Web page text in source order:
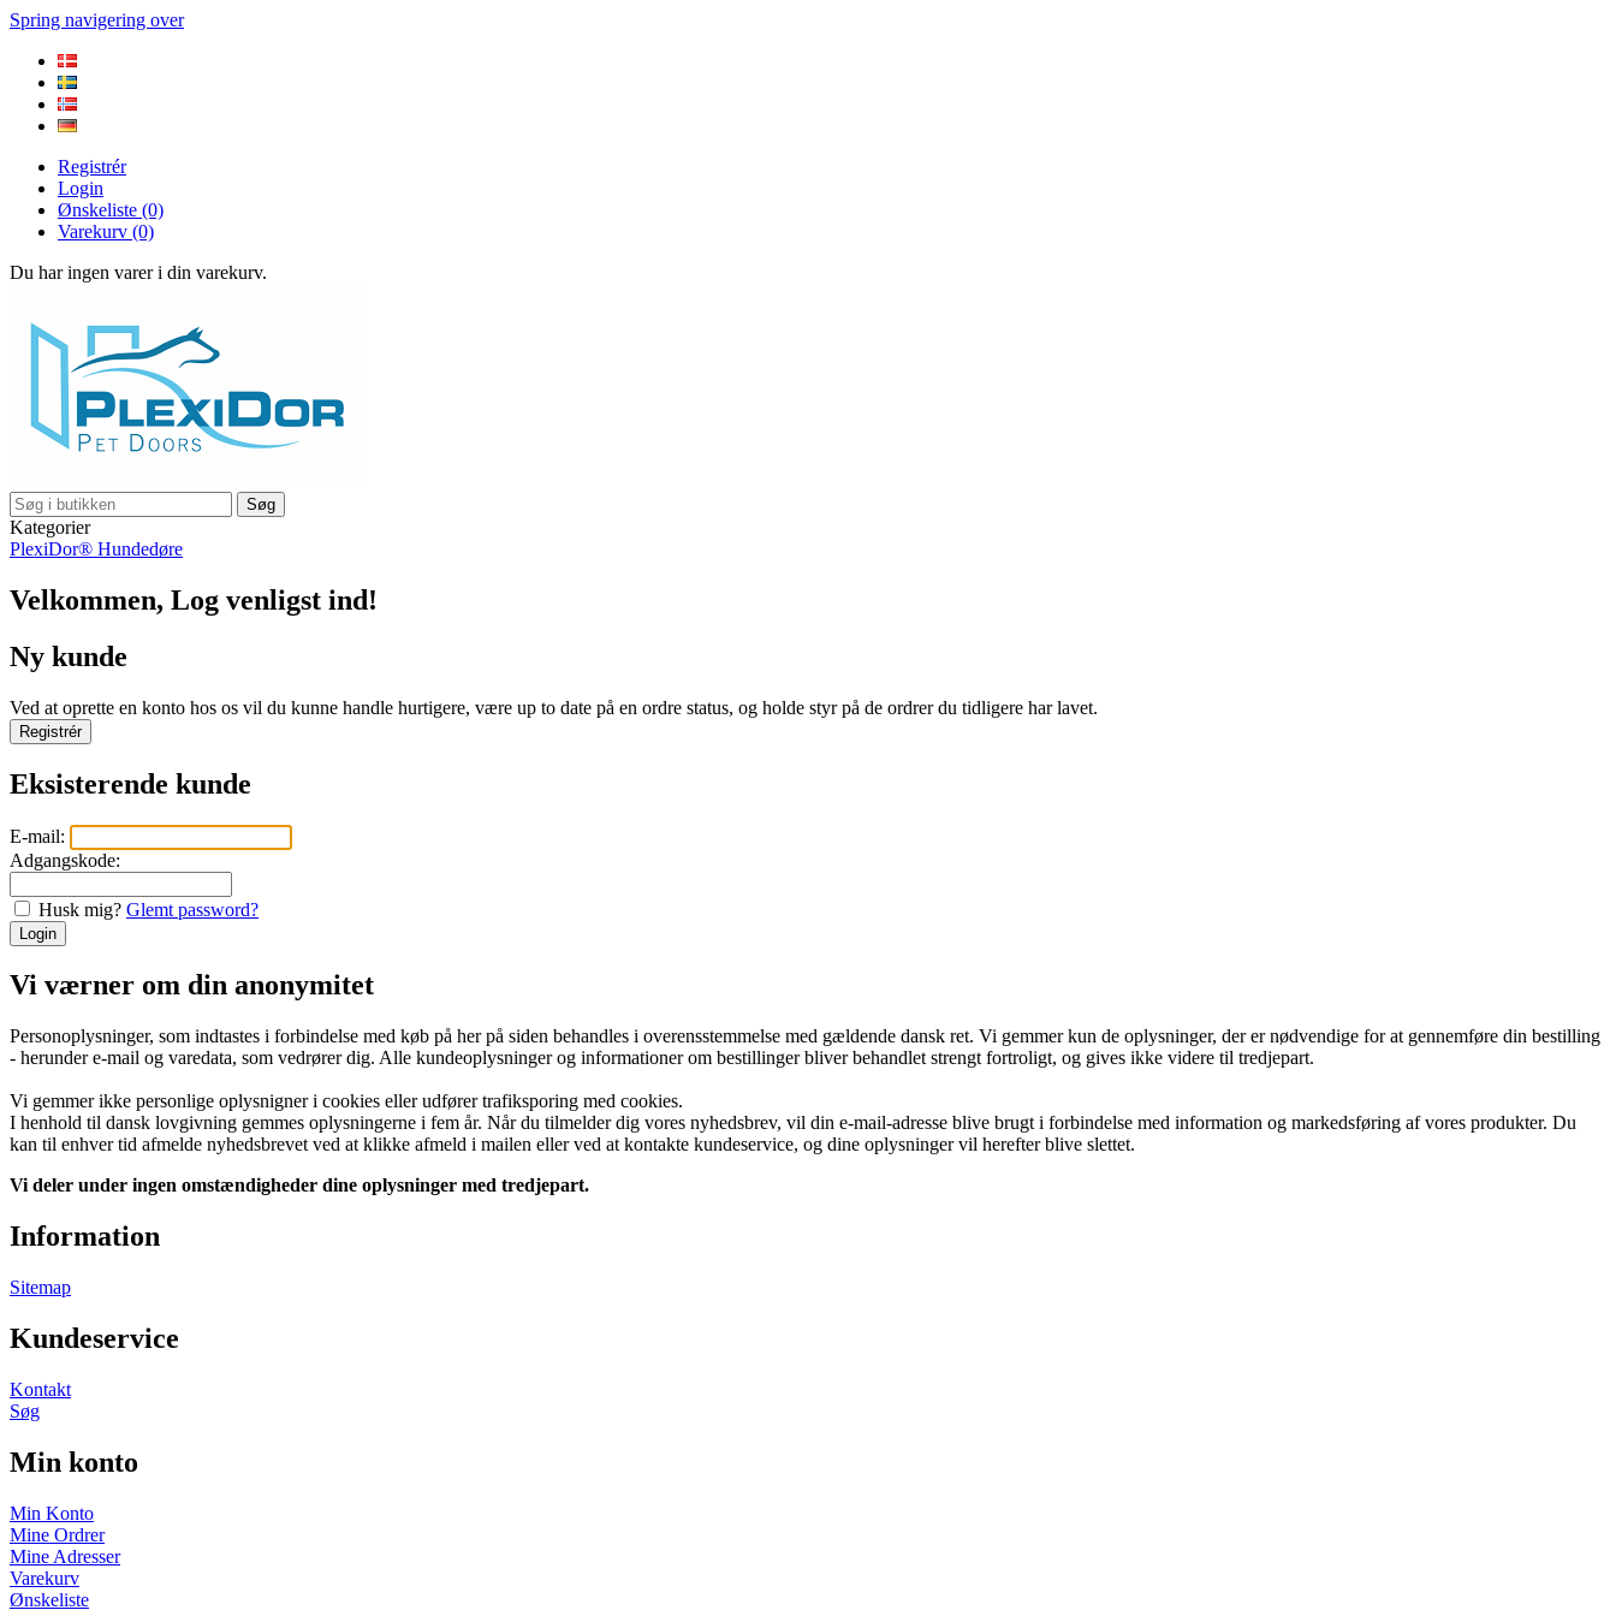
Spring navigering over
Registrér
Login
Ønskeliste (0)
Varekurv (0)
Du har ingen varer i din varekurv.
Søg
Kategorier
PlexiDor® Hundedøre
Velkommen, Log venligst ind!
Ny kunde
Ved at oprette en konto hos os vil du kunne handle hurtigere, være up to date på en ordre status, og holde styr på de ordrer du tidligere har lavet.
Registrér
Eksisterende kunde
E-mail:
Adgangskode:
Husk mig? Glemt password?
Login
Vi værner om din anonymitet
Personoplysninger, som indtastes i forbindelse med køb på her på siden behandles i overensstemmelse med gældende dansk ret. Vi gemmer kun de oplysninger, der er nødvendige for at gennemføre din bestilling
- herunder e-mail og varedata, som vedrører dig. Alle kundeoplysninger og informationer om bestillinger bliver behandlet strengt fortroligt, og gives ikke videre til tredjepart.
Vi gemmer ikke personlige oplysnigner i cookies eller udfører trafiksporing med cookies.
I henhold til dansk lovgivning gemmes oplysningerne i fem år. Når du tilmelder dig vores nyhedsbrev, vil din e-mail-adresse blive brugt i forbindelse med information og markedsføring af vores produkter. Du
kan til enhver tid afmelde nyhedsbrevet ved at klikke afmeld i mailen eller ved at kontakte kundeservice, og dine oplysninger vil herefter blive slettet.
Vi deler under ingen omstændigheder dine oplysninger med tredjepart.
Information
Sitemap
Kundeservice
Kontakt
Søg
Min konto
Min Konto
Mine Ordrer
Mine Adresser
Varekurv
Ønskeliste